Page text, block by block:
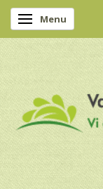
Skifte navigation
Menu